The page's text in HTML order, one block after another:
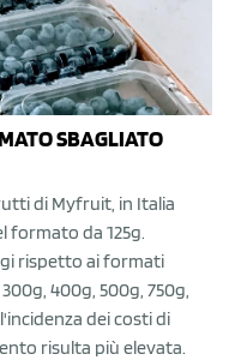
SBAGLIATO
di Myfruit, in Italia
formato da 125g.
rispetto ai formati
400g, 500g, 750g,
dei costi di
risulta più elevata.